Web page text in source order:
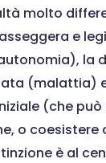
molto
e
la
(malattia)
(che può
o coesistere
è al